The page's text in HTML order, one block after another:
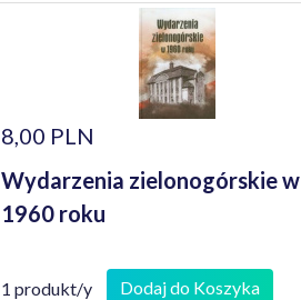
8,00 PLN
Wydarzenia zielonogórskie w
1960 roku
1 produkt/y Dodaj do Koszyka